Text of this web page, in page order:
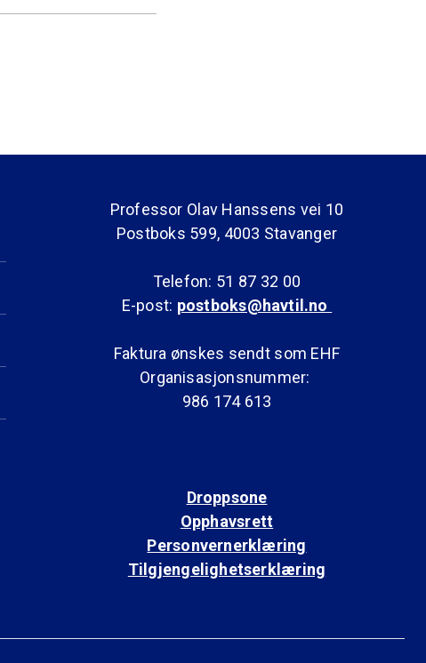
Professor Olav Hanssens vei 10
Postboks 599, 4003 Stavanger
Telefon: 51 87 32 00
E-post: postboks@havtil.no
Faktura ønskes sendt som EHF
Organisasjonsnummer:
986 174 613
Droppsone
Opphavsrett
Personvernerklæring
Tilgjengelighetserklæring